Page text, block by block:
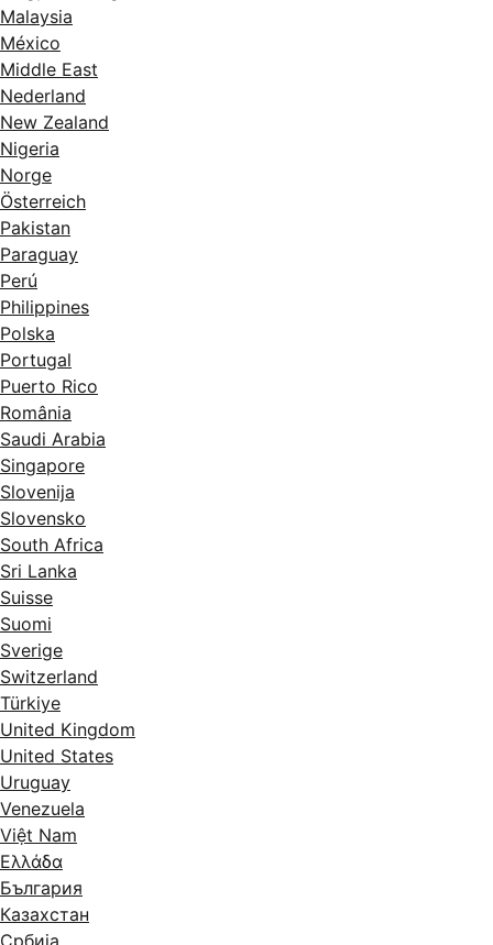
Malaysia
México
Middle East
Nederland
New Zealand
Nigeria
Norge
Österreich
Pakistan
Paraguay
Perú
Philippines
Polska
Portugal
Puerto Rico
România
Saudi Arabia
Singapore
Slovenija
Slovensko
South Africa
Sri Lanka
Suisse
Suomi
Sverige
Switzerland
Türkiye
United Kingdom
United States
Uruguay
Venezuela
Việt Nam
Ελλάδα
България
Казахстан
Србија